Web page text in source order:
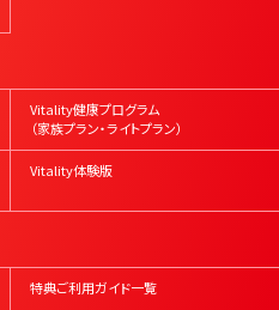
Vitality健康プログラム
（家族プラン・ライトプラン）
Vitality体験版
特典ご利用ガイド一覧